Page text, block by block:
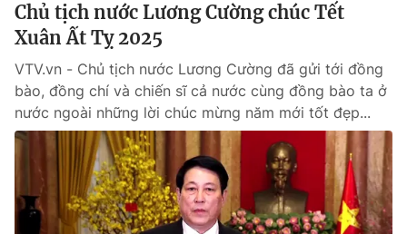
Chủ tịch nước Lương Cường chúc Tết
Xuân Ất Tỵ 2025
VTV.vn - Chủ tịch nước Lương Cường đã gửi tới đồng
bào, đồng chí và chiến sĩ cả nước cùng đồng bào ta ở
nước ngoài những lời chúc mừng năm mới tốt đẹp...